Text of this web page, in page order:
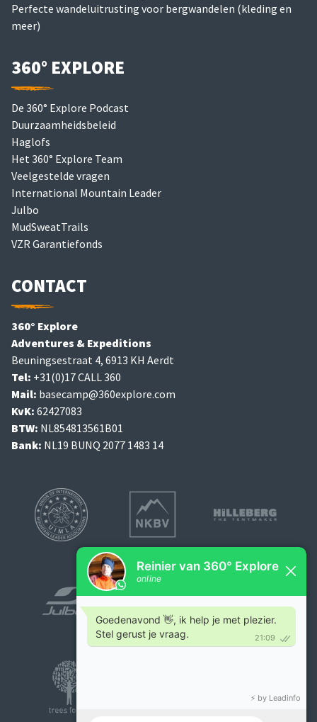
Perfecte wandeluitrusting voor bergwandelen (kleding en
meer)
360° EXPLORE
De 360° Explore Podcast
Duurzaamheidsbeleid
Haglofs
Het 360° Explore Team
Veelgestelde vragen
International Mountain Leader
Julbo
MudSweatTrails
VZR Garantiefonds
CONTACT
360° Explore
Adventures & Expeditions
Beuningsestraat 4, 6913 KH Aerdt
Tel: +31(0)17 CALL 360
Mail: basecamp@360explore.com
KvK: 62427083
BTW: NL854813561B01
Bank: NL19 BUNQ 2077 1483 14